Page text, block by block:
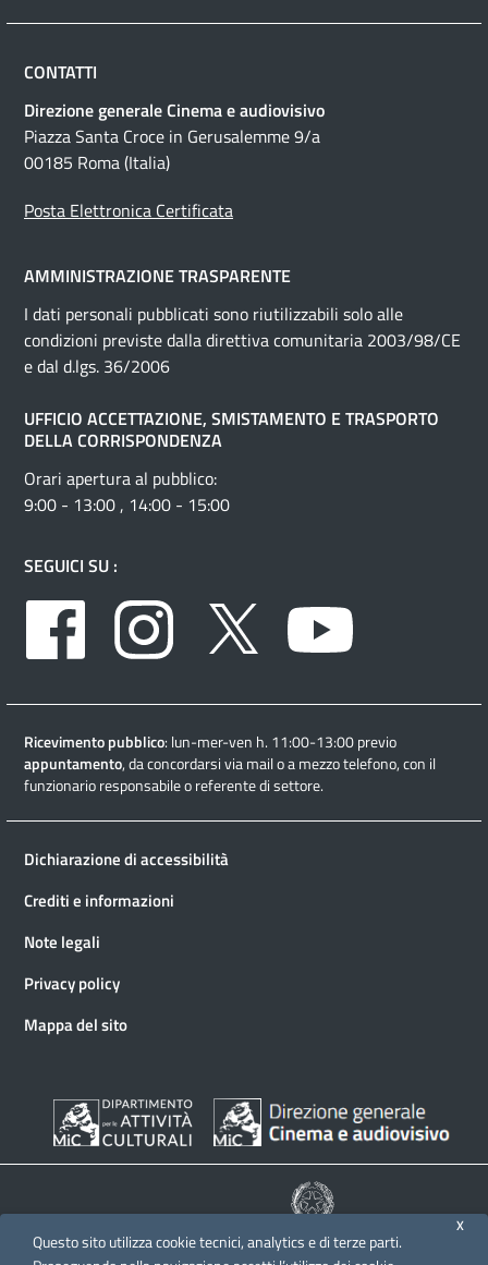
CONTATTI
Direzione generale Cinema e audiovisivo
Piazza Santa Croce in Gerusalemme 9/a
00185 Roma (Italia)
Posta Elettronica Certificata
AMMINISTRAZIONE TRASPARENTE
I dati personali pubblicati sono riutilizzabili solo alle
condizioni previste dalla direttiva comunitaria 2003/98/CE
e dal d.lgs. 36/2006
UFFICIO ACCETTAZIONE, SMISTAMENTO E TRASPORTO
DELLA CORRISPONDENZA
Orari apertura al pubblico:
9:00 - 13:00 , 14:00 - 15:00
SEGUICI SU :
Facebook
Instagram Twitter
Ricevimento pubblico: lun-mer-ven h. 11:00-13:00 previo
appuntamento, da concordarsi via mail o a mezzo telefono, con il
funzionario responsabile o referente di settore.
Dichiarazione di accessibilità
Crediti e informazioni
Note legali
Privacy policy
Mappa del sito
© 2026 Direzione generale Cinema e audiovisivo
X
Questo sito utilizza cookie tecnici, analytics e di terze parti.